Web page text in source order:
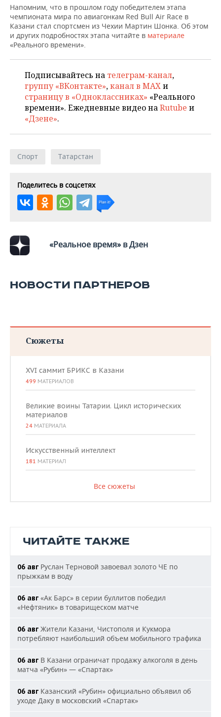
ВОДНЫЕ ВИДЫ СПОРТА
ХОККЕЙ С МЯЧОМ
ОБРАЗОВАНИЕ
ПРОИСШЕСТВИЯ
Напомним, что в прошлом году победителем этапа
чемпионата мира по авиагонкам Red Bull Air Race в
Казани стал спортсмен из Чехии Мартин Шонка. Об этом
и других подробностях этапа читайте в материале
«Реального времени».
Подписывайтесь на телеграм-канал,
группу «ВКонтакте»,канал в MAXи
страницу в «Одноклассниках» «Реального
времени». Ежедневные видео наRutube и
«Дзене».
Спорт Татарстан
Поделитесь в соцсетях
«Реальное время» в Дзен
НОВОСТИ ПАРТНЕРОВ
Сюжеты
XVI саммит БРИКС в Казани
499 МАТЕРИАЛОВ
Великие воины Татарии. Цикл исторических
материалов
24 МАТЕРИАЛА
Искусственный интеллект
181 МАТЕРИАЛ
Все сюжеты
ЧИТАЙТЕ ТАКЖЕ
06 авг Руслан Терновой завоевал золото ЧЕ по
прыжкам в воду
06 авг «Ак Барс» в серии буллитов победил
«Нефтяник» в товарищеском матче
06 авг Жители Казани, Чистополя и Кукмора
потребляют наибольший объем мобильного трафика
06 авг В Казани ограничат продажу алкоголя в день
матча «Рубин» — «Спартак»
06 авг Казанский «Рубин» официально объявил об
уходе Даку в московский «Спартак»